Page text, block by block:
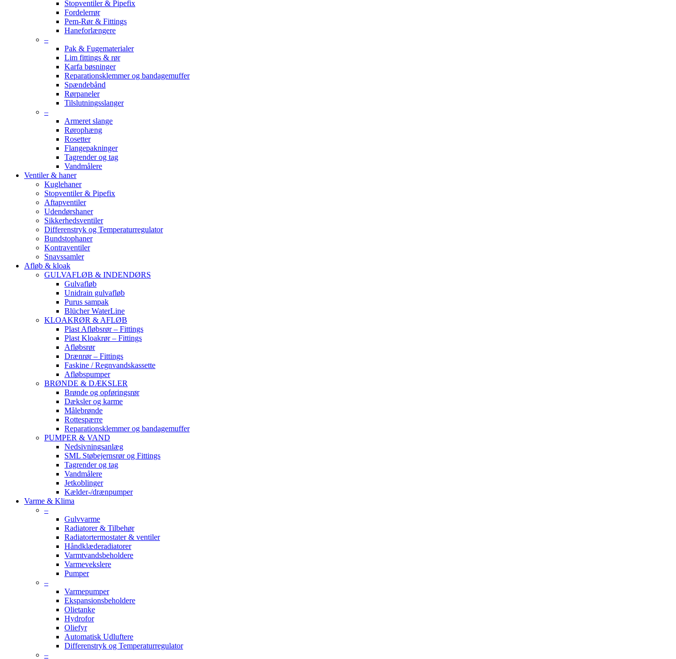
Stopventiler & Pipefix
Fordelerrør
Pem-Rør & Fittings
Haneforlængere
–
Pak & Fugematerialer
Lim fittings & rør
Karfa bøsninger
Reparationsklemmer og bandagemuffer
Spændebånd
Rørpaneler
Tilslutningsslanger
–
Armeret slange
Rørophæng
Rosetter
Flangepakninger
Tagrender og tag
Vandmålere
Ventiler & haner
Kuglehaner
Stopventiler & Pipefix
Aftapventiler
Udendørshaner
Sikkerhedsventiler
Differenstryk og Temperaturregulator
Bundstophaner
Kontraventiler
Snavssamler
Afløb & kloak
GULVAFLØB & INDENDØRS
Gulvafløb
Unidrain gulvafløb
Purus sampak
Blücher WaterLine
KLOAKRØR & AFLØB
Plast Afløbsrør – Fittings
Plast Kloakrør – Fittings
Afløbsrør
Drænrør – Fittings
Faskine / Regnvandskassette
Afløbspumper
BRØNDE & DÆKSLER
Brønde og opføringsrør
Dæksler og karme
Målebrønde
Rottespærre
Reparationsklemmer og bandagemuffer
PUMPER & VAND
Nedsivningsanlæg
SML Støbejernsrør og Fittings
Tagrender og tag
Vandmålere
Jetkoblinger
Kælder-/drænpumper
Varme & Klima
–
Gulvvarme
Radiatorer & Tilbehør
Radiatortermostater & ventiler
Håndklæderadiatorer
Varmtvandsbeholdere
Varmevekslere
Pumper
–
Varmepumper
Ekspansionsbeholdere
Olietanke
Hydrofor
Oliefyr
Automatisk Udluftere
Differenstryk og Temperaturregulator
–